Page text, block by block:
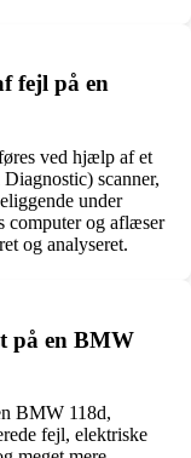
fejl på en
ved hjælp af et
scanner,
under
computer og aflæser
og analyseret.
på en BMW
BMW 118d,
fejl, elektriske